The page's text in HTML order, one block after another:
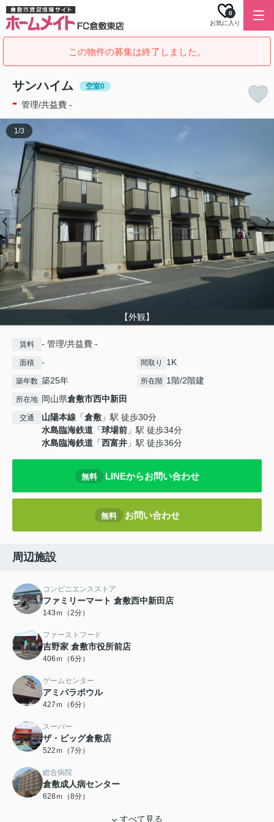
お気に入り
0
この物件の募集は終了しました。
サンハイム 空室0
- 管理/共益費 -
【外観】
1/3
賃料 - 管理/共益費 -
面積 - 間取り 1K
築年数 築25年 所在階 1階/2階建
所在地 岡山県倉敷市西中新田
交通 山陽本線 「倉敷 」駅 徒歩30分
水島臨海鉄道 「球場前 」駅 徒歩34分
水島臨海鉄道 「西富井 」駅 徒歩36分
無料 LINEからお問い合わせ
無料 お問い合わせ
周辺施設
コンビニエンスストア
ファミリーマート 倉敷西中新田店
143ｍ（2分）
ファーストフード
吉野家 倉敷市役所前店
406ｍ（6分）
ゲームセンター
アミパラボウル
427ｍ（6分）
スーパー
ザ・ビッグ倉敷店
522ｍ（7分）
総合病院
倉敷成人病センター
628ｍ（8分）
すべて見る